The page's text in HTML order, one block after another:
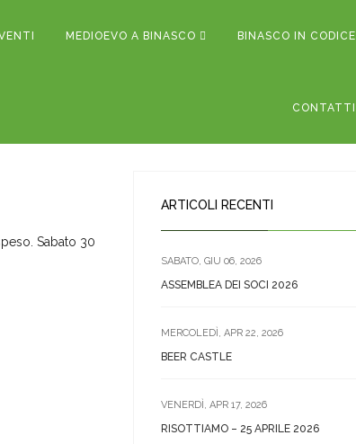
MEDIOEVO A BINASCO BINASCO IN CODICE
CONTATTI
Sabato 30
ARTICOLI RECENTI
SABATO, GIU 06, 2026
ASSEMBLEA DEI SOCI 2026
MERCOLEDÌ, APR 22, 2026
BEER CASTLE
VENERDÌ, APR 17, 2026
RISOTTIAMO – 25 APRILE 2026